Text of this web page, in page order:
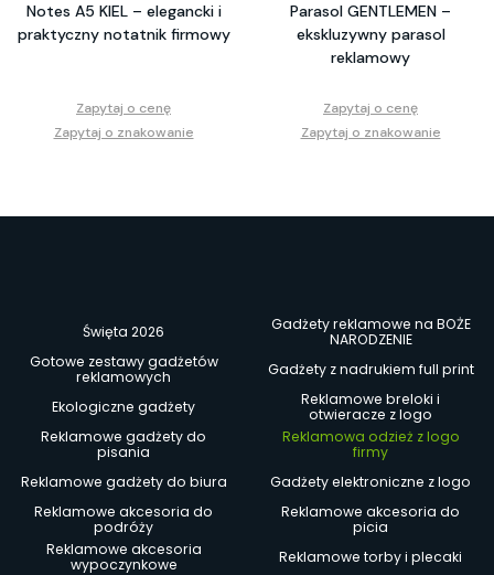
Notes A5 KIEL – elegancki i
praktyczny notatnik firmowy
Zapytaj o cenę
Zapytaj o znakowanie
Parasol GENTLEMEN –
ekskluzywny parasol
reklamowy
Zapytaj o cenę
Zapytaj o znakowanie
Święta 2026
Gadżety reklamowe na BOŻE
NARODZENIE
Gotowe zestawy gadżetów
reklamowych
Gadżety z nadrukiem full print
Ekologiczne gadżety
Reklamowe breloki i
otwieracze z logo
Reklamowe gadżety do
pisania
Reklamowa odzież z logo
firmy
Reklamowe gadżety do biura
Gadżety elektroniczne z logo
Reklamowe akcesoria do
podróży
Reklamowe akcesoria do
picia
Reklamowe akcesoria
wypoczynkowe
Reklamowe torby i plecaki